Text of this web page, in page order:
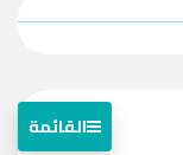
القائمة